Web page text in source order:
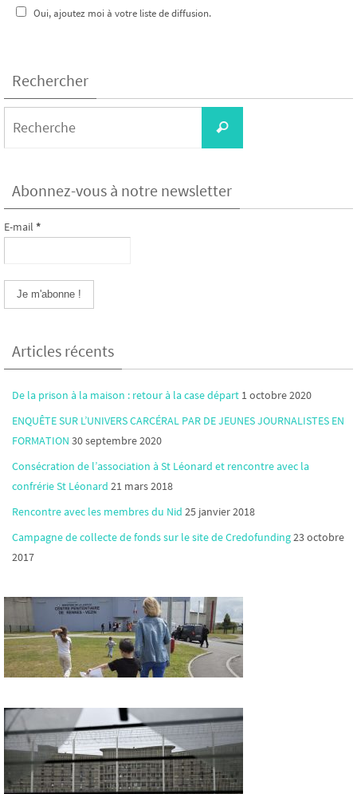
Oui, ajoutez moi à votre liste de diffusion.
Rechercher
Recherche
Abonnez-vous à notre newsletter
E-mail *
Articles récents
De la prison à la maison : retour à la case départ 1 octobre 2020
ENQUÊTE SUR L’UNIVERS CARCÉRAL PAR DE JEUNES JOURNALISTES EN
FORMATION 30 septembre 2020
Consécration de l’association à St Léonard et rencontre avec la
confrérie St Léonard 21 mars 2018
Rencontre avec les membres du Nid 25 janvier 2018
Campagne de collecte de fonds sur le site de Credofunding23 octobre
2017